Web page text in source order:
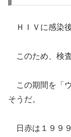
ＨＩＶに感染
このため、検
この期間を「
そうだ。
日赤は１９９